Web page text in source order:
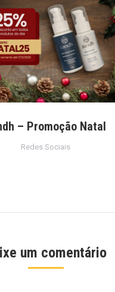
– Promoção Natal
Redes Sociais
um comentário